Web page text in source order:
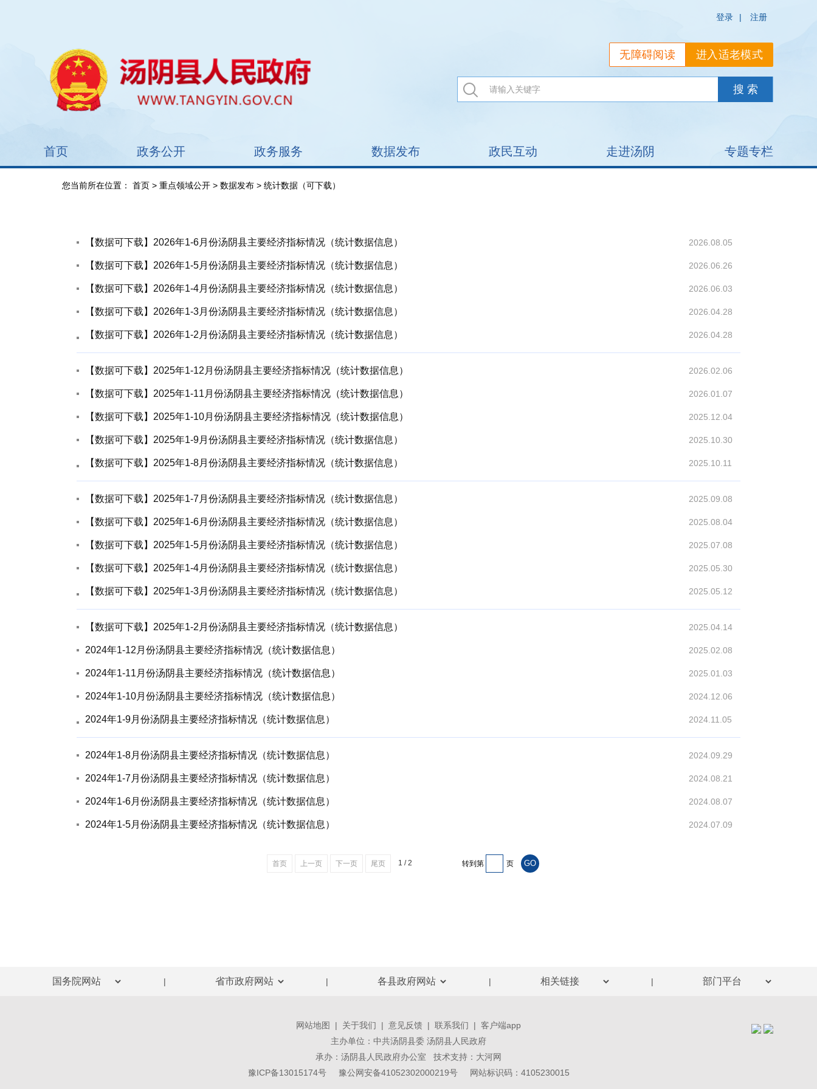
登录 | 注册
进入适老模式
无障碍阅读
首页 政务公开 政务服务 数据发布 政民互动 走进汤阴 专题专栏
您当前所在位置： 首页 > 重点领域公开 > 数据发布 > 统计数据（可下载）
2026.08.05
【数据可下载】2026年1-6月份汤阴县主要经济指标情况（统计数据信息）
2026.06.26
【数据可下载】2026年1-5月份汤阴县主要经济指标情况（统计数据信息）
2026.06.03
【数据可下载】2026年1-4月份汤阴县主要经济指标情况（统计数据信息）
2026.04.28
【数据可下载】2026年1-3月份汤阴县主要经济指标情况（统计数据信息）
2026.04.28
【数据可下载】2026年1-2月份汤阴县主要经济指标情况（统计数据信息）
2026.02.06
【数据可下载】2025年1-12月份汤阴县主要经济指标情况（统计数据信息）
2026.01.07
【数据可下载】2025年1-11月份汤阴县主要经济指标情况（统计数据信息）
2025.12.04
【数据可下载】2025年1-10月份汤阴县主要经济指标情况（统计数据信息）
2025.10.30
【数据可下载】2025年1-9月份汤阴县主要经济指标情况（统计数据信息）
2025.10.11
【数据可下载】2025年1-8月份汤阴县主要经济指标情况（统计数据信息）
2025.09.08
【数据可下载】2025年1-7月份汤阴县主要经济指标情况（统计数据信息）
2025.08.04
【数据可下载】2025年1-6月份汤阴县主要经济指标情况（统计数据信息）
2025.07.08
【数据可下载】2025年1-5月份汤阴县主要经济指标情况（统计数据信息）
2025.05.30
【数据可下载】2025年1-4月份汤阴县主要经济指标情况（统计数据信息）
2025.05.12
【数据可下载】2025年1-3月份汤阴县主要经济指标情况（统计数据信息）
2025.04.14
【数据可下载】2025年1-2月份汤阴县主要经济指标情况（统计数据信息）
2025.02.08
2024年1-12月份汤阴县主要经济指标情况（统计数据信息）
2025.01.03
2024年1-11月份汤阴县主要经济指标情况（统计数据信息）
2024.12.06
2024年1-10月份汤阴县主要经济指标情况（统计数据信息）
2024.11.05
2024年1-9月份汤阴县主要经济指标情况（统计数据信息）
2024.09.29
2024年1-8月份汤阴县主要经济指标情况（统计数据信息）
2024.08.21
2024年1-7月份汤阴县主要经济指标情况（统计数据信息）
2024.08.07
2024年1-6月份汤阴县主要经济指标情况（统计数据信息）
2024.07.09
2024年1-5月份汤阴县主要经济指标情况（统计数据信息）
首页 上一页 下一页 尾页 1 / 2 转到第 页
| | | |
网站地图 | 关于我们 | 意见反馈 | 联系我们 | 客户端app
主办单位：中共汤阴县委 汤阴县人民政府
承办：汤阴县人民政府办公室 技术支持： 大河网
豫ICP备13015174号
豫公网安备41052302000219号网站标识码：4105230015